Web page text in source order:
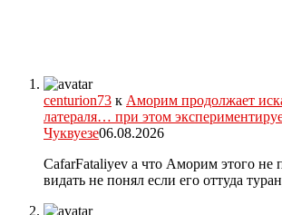
centurion73 к Аморим продолжает
латераля… при этом
Чуквуезе06.08.2026
CafarFataliyev а что Аморим этого
видать не понял если его оттуда